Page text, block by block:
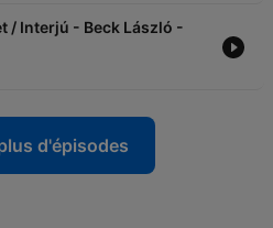
/ Interjú - Beck László -
d'épisodes